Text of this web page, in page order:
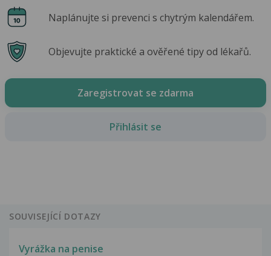
Naplánujte si prevenci s chytrým kalendářem.
Objevujte praktické a ověřené tipy od lékařů.
Zaregistrovat se zdarma
Přihlásit se
SOUVISEJÍCÍ DOTAZY
Vyrážka na penise